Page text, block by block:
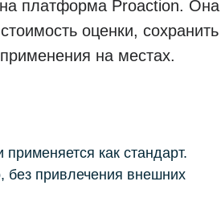
платформа Proaction. Она
оценки, сохранить
на местах.
как стандарт.
без привлечения внешних